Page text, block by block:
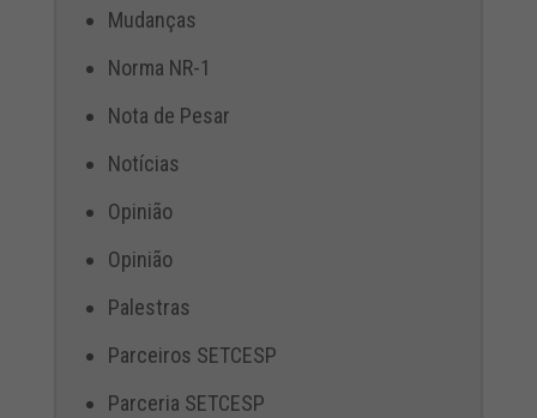
Mudanças
Norma NR-1
Nota de Pesar
Notícias
Opinião
Opinião
Palestras
Parceiros SETCESP
Parceria SETCESP